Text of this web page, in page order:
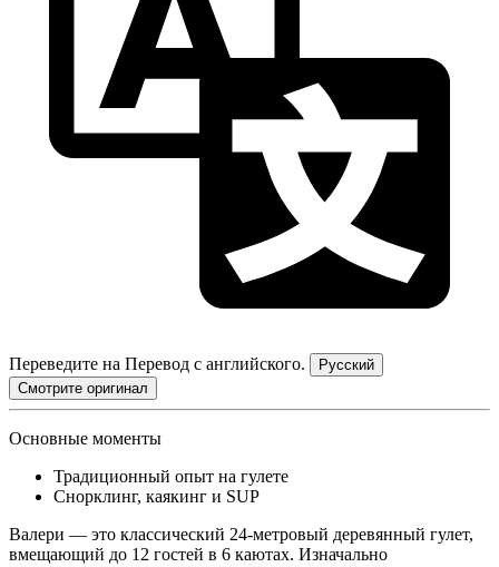
Переведите на Перевод с английского.
Русский
Смотрите оригинал
Основные моменты
Традиционный опыт на гулете
Снорклинг, каякинг и SUP
Валери — это классический 24-метровый деревянный гулет,
вмещающий до 12 гостей в 6 каютах. Изначально